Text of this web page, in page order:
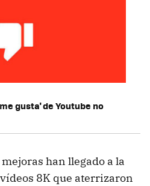
gusta' de Youtube no
han llegado a la
8K que aterrizaron